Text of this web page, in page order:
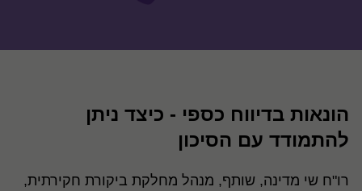
הונאות בדיווח כספי - כיצד ניתן
להתמודד עם הסיכון
רו"ח שי מדינה, שותף, מנהל מחלקת ביקורת חקירתית,